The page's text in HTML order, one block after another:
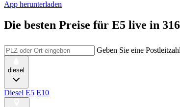
App herunterladen
Die besten Preise für E5 live in
Geben Sie eine
diesel
Diesel E5 E10